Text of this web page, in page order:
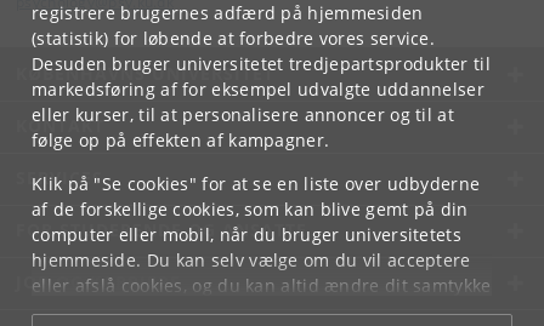
registrere brugernes adfærd på hjemmesiden
(statistik) for løbende at forbedre vores service.
Desuden bruger universitetet tredjepartsprodukter til
markedsføring af for eksempel udvalgte uddannelser
eller kurser, til at personalisere annoncer og til at
følge op på effekten af kampagner.
Klik på "Se cookies" for at se en liste over udbyderne
af de forskellige cookies, som kan blive gemt på din
computer eller mobil, når du bruger universitetets
hjemmeside. Du kan selv vælge om du vil acceptere
eller afslå cookies, og du kan altid ændre dit samtykke
underCookie- og privatlivspolitiksom du finder i
KØBENHAVNS UNIVERSITET
KONTAKT
SERVICES
FOR STUDERENDE OG ANSATTE
JOB OG KARRIERE